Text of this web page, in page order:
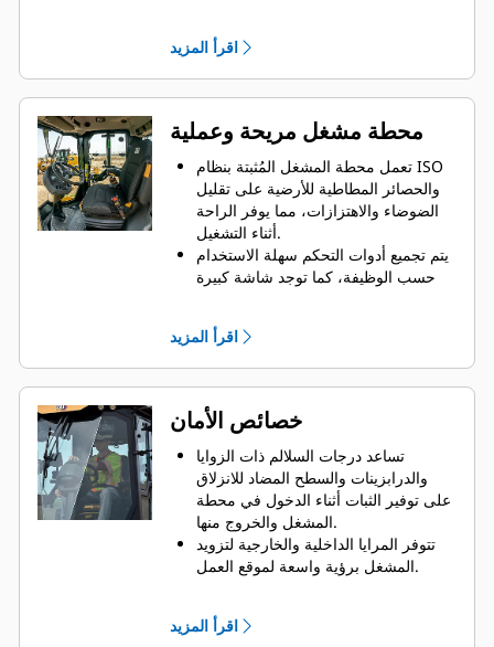
IIIA.
يحد الوضع الاقتصادي من عدد دورات
المحرك في الدقيقة مما يساعد على
تقليل استهلاك الوقود.
اقرأ المزيد
محطة مشغل مريحة وعملية
تعمل محطة المشغل المُثبتة بنظام ISO
والحصائر المطاطية للأرضية على تقليل
الضوضاء والاهتزازات، مما يوفر الراحة
أثناء التشغيل.
يتم تجميع أدوات التحكم سهلة الاستخدام
حسب الوظيفة، كما توجد شاشة كبيرة
يمكن ضبط المقعد ومسند الذراع وعمود
تتم حماية المشغلين من العوامل الجوية
من خلال مظلة شمسية ضمن التجهيزات
القياسية، أو مظلة اختيارية مزودة بهيكل
حماية من الانقلاب (ROPS)/هيكل حماية
من الأجسام المتساقطة (FOPS)، أو كابينة
اختيارية مزودة بهيكل حماية من الانقلاب
(ROPS)/هيكل حماية من الأجسام
المتساقطة (FOPS) محكومة بالتكييف مع
نوافذ زجاجية مفصلية.
قم بترقية المقعد القياسي القابل للضبط
المشغل. يتوفر خيار مقعد بتعليق هوائي
اقرأ المزيد
خصائص الأمان
تساعد درجات السلالم ذات الزوايا
والدرابزينات والسطح المضاد للانزلاق
على توفير الثبات أثناء الدخول في محطة
المشغل والخروج منها.
تتوفر المرايا الداخلية والخارجية لتزويد
المشغل برؤية واسعة لموقع العمل.
الرؤية الخلفية الاختيارية المزودة بشاشة
عرض ملونة كبيرة تعمل باللمس لضمان
اقرأ المزيد